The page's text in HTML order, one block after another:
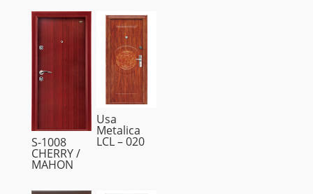
S-1008
CHERRY /
MAHON
Usa
Metalica
LCL – 020